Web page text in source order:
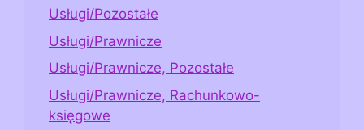
Usługi/Pozostałe
Usługi/Prawnicze
Usługi/Prawnicze, Pozostałe
Usługi/Prawnicze, Rachunkowo-
księgowe